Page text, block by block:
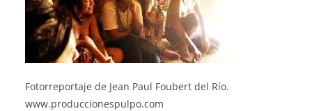
Fotorreportaje de Jean Paul Foubert del Río.
www.produccionespulpo.com